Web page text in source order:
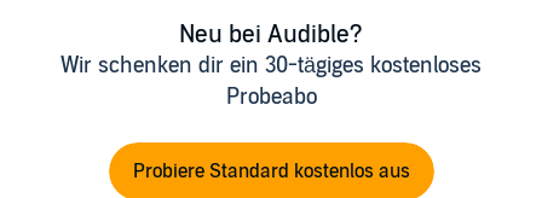
Neu bei Audible?
Wir schenken dir ein 30-tägiges kostenloses
Probeabo
Probiere Standard kostenlos aus